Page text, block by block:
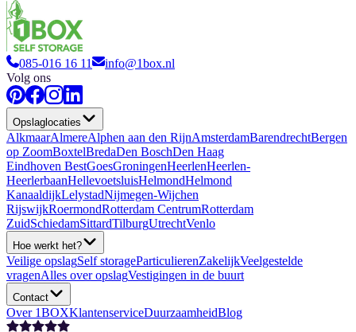
085-016 16 11
info@1box.nl
Volg ons
Opslaglocaties
AlkmaarAlmereAlphen aan den RijnAmsterdamBarendrechtBergen
op ZoomBoxtelBredaDen BoschDen Haag
Eindhoven BestGoesGroningenHeerlenHeerlen-
HeerlerbaanHellevoetsluisHelmondHelmond
KanaaldijkLelystadNijmegen-Wijchen
RijswijkRoermondRotterdam CentrumRotterdam
ZuidSchiedamSittardTilburgUtrechtVenlo
Hoe werkt het?
Veilige opslagSelf storageParticulierenZakelijkVeelgestelde
vragenAlles over opslagVestigingen in de buurt
Contact
Over 1BOXKlantenserviceDuurzaamheidBlog